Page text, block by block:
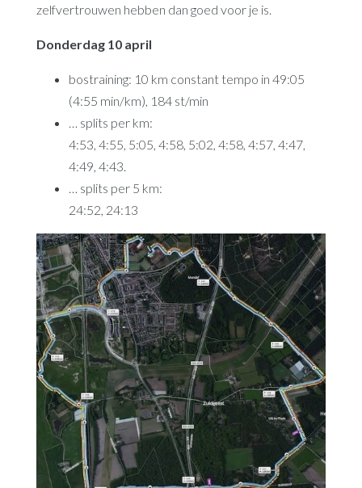
zelfvertrouwen hebben dan goed voor je is.
Donderdag 10 april
bostraining: 10 km constant tempo in 49:05
(4:55 min/km), 184 st/min
… splits per km:
4:53, 4:55, 5:05, 4:58, 5:02, 4:58, 4:57, 4:47,
4:49, 4:43.
… splits per 5 km:
24:52, 24:13